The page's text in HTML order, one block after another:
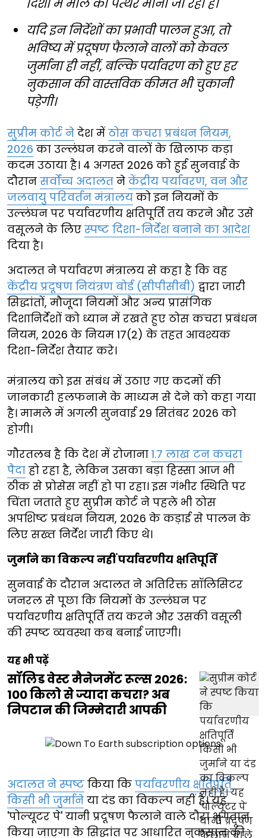
दिशा में मील का पत्थर माना जा रहा है।
यदि इन निर्देशों का प्रभावी पालन हुआ, तो
भविष्य में प्रदूषण फैलाने वालों को केवल
जुर्माना ही नहीं, बल्कि पर्यावरण को हुए हर
नुकसान की वास्तविक कीमत भी चुकानी
पड़ेगी।
सुप्रीम कोर्ट ने देश में ठोस कचरा प्रबंधन नियम,
2026 का उल्लंघन करने वालों के खिलाफ कड़ा
कदम उठाया है। 4 अगस्त 2026 को हुई सुनवाई के
दौरान सर्वोच्च अदालत ने केंद्रीय पर्यावरण, वन और
जलवायु परिवर्तन मंत्रालय को इन नियमों के
उल्लंघन पर पर्यावरणीय क्षतिपूर्ति तय करने और उसे
वसूलने के लिए स्पष्ट दिशा-निर्देश बनाने का आदेश
दिया है।
अदालत ने पर्यावरण मंत्रालय से कहा है कि वह
केंद्रीय प्रदूषण नियंत्रण बोर्ड (सीपीसीबी) द्वारा जारी
सिद्धांतों, मौजूदा नियमों और अन्य प्रासंगिक
दिशानिर्देशों को ध्यान में रखते हुए ठोस कचरा प्रबंधन
नियम, 2026 के नियम 17(2) के तहत आवश्यक
दिशा-निर्देश तैयार करे।
मंत्रालय को इस संबंध में उठाए गए कदमों की
जानकारी हलफनामे के माध्यम से देने को कहा गया
है। मामले में अगली सुनवाई 29 सितंबर 2026 को
होगी।
गौरतलब है कि देश में रोजाना 1.7 लाख टन कचरा
पैदा हो रहा है, लेकिन उसका बड़ा हिस्सा आज भी
ठीक से प्रोसेस नहीं हो पा रहा। इस गंभीर स्थिति पर
चिंता जताते हुए सुप्रीम कोर्ट ने पहले भी ठोस
अपशिष्ट प्रबंधन नियम, 2026 के कड़ाई से पालन के
लिए सख्त निर्देश जारी किए थे।
जुर्माने का विकल्प नहीं पर्यावरणीय क्षतिपूर्ति
सुनवाई के दौरान अदालत ने अतिरिक्त सॉलिसिटर
जनरल से पूछा कि नियमों के उल्लंघन पर
पर्यावरणीय क्षतिपूर्ति तय करने और उसकी वसूली
की स्पष्ट व्यवस्था कब बनाई जाएगी।
यह भी पढ़ें
सॉलिड वेस्ट मैनेजमेंट रूल्स 2026:
100 किलो से ज्यादा कचरा? अब
निपटान की जिम्मेदारी आपकी
अदालत ने स्पष्ट किया कि पर्यावरणीय क्षतिपूर्ति
किसी भी जुर्माने या दंड का विकल्प नहीं है। यह
'पोल्यूटर पे' यानी प्रदूषण फैलाने वाले दौरा भुगतान
किया जाएगा के सिद्धांत पर आधारित नुकसान की